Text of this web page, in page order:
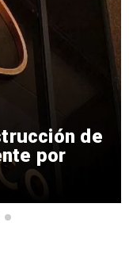
de
por